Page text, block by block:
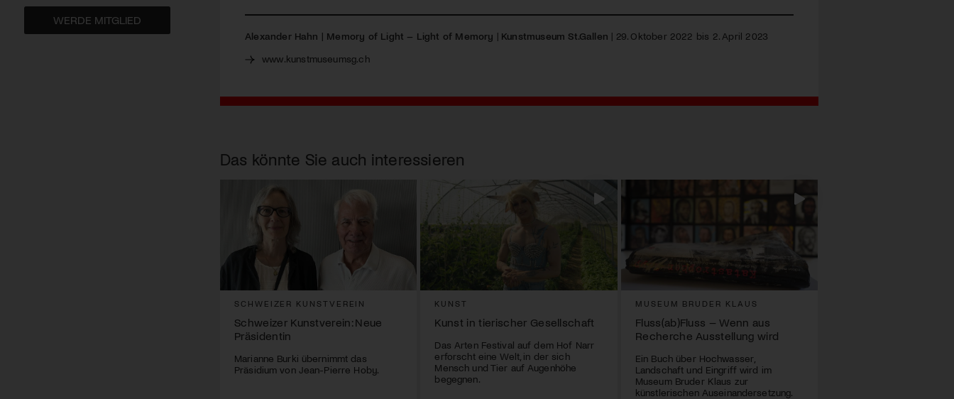
WERDE MITGLIED
Alexander Hahn | Memory of Light – Light of Memory | Kunstmuseum St.Gallen | 29. Oktober 2022 bis 2. April 2023
www.kunstmuseumsg.ch
Das könnte Sie auch interessieren
SCHWEIZER KUNSTVEREIN
Schweizer Kunstverein: Neue
Präsidentin
Marianne Burki übernimmt das
Präsidium von Jean-Pierre Hoby.
KUNST
Kunst in tierischer Gesellschaft
Das Arten Festival auf dem Hof Narr
erforscht eine Welt, in der sich
Mensch und Tier auf Augenhöhe
begegnen.
MUSEUM BRUDER KLAUS
Fluss(ab)Fluss – Wenn aus
Recherche Ausstellung wird
Ein Buch über Hochwasser,
Landschaft und Eingriff wird im
Museum Bruder Klaus zur
künstlerischen Auseinandersetzung.